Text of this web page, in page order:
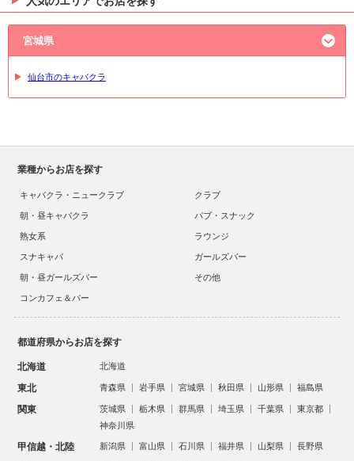
宮城県
仙台市のキャバクラ
業種からお店を探す
キャバクラ・ニュークラブ
クラブ
朝・昼キャバクラ
パブ・スナック
熟女系
ラウンジ
スナキャバ
ガールズバー
朝・昼ガールズバー
その他
コンカフェ＆バー
都道府県からお店を探す
北海道 北海道
東北 青森県 岩手県 宮城県 秋田県 山形県 福島県
関東 茨城県 栃木県 群馬県 埼玉県 千葉県
東京都
神奈川県
甲信越・北陸 新潟県 富山県 石川県 福井県 山梨県 長野県